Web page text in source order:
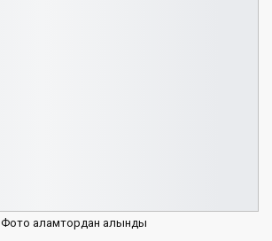
Фото ғаламтордан алынды